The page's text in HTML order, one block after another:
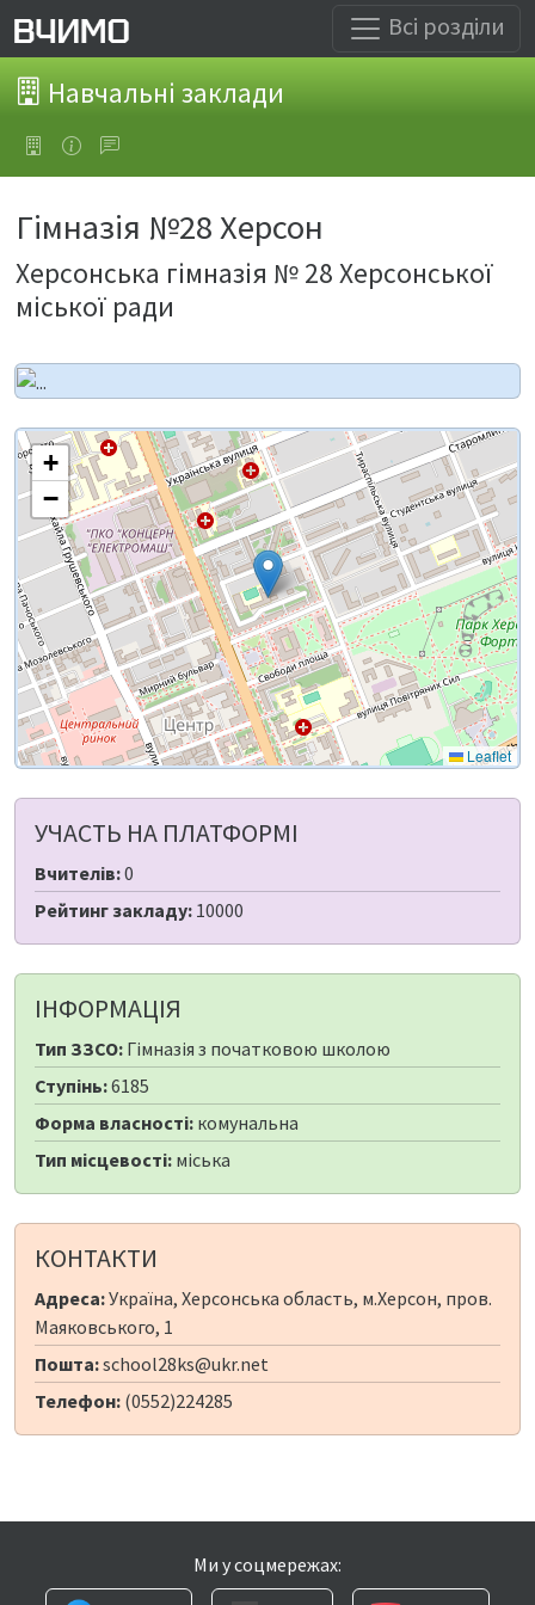
Всі розділи
Навчальні заклади
Гімназія №28 Херсон
Херсонська гімназія № 28 Херсонської
міської ради
+
−
Leaflet
УЧАСТЬ НА ПЛАТФОРМІ
Вчителів:0
Рейтинг закладу: 10000
ІНФОРМАЦІЯ
Тип ЗЗСО: Гімназія з початковою школою
Ступінь:6185
Форма власності: комунальна
Тип місцевості: міська
КОНТАКТИ
Адреса:Україна, Херсонська область, м.Херсон, пров.
Маяковського, 1
Пошта:school28ks@ukr.net
Телефон: (0552)224285
Ми у соцмережах: